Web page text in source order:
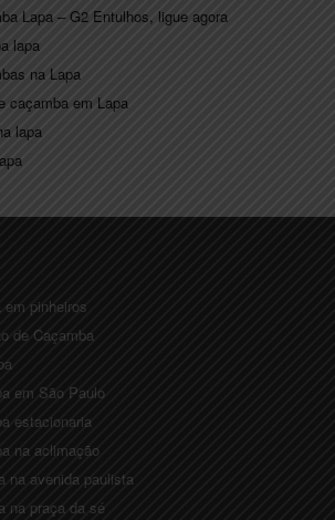
Lapa – G2 Entulhos, ligue agora
lapa
na Lapa
caçamba em Lapa
lapa
pinheiros
de Caçamba
em São Paulo
estacionaria
na aclimação
na avenida paulista
na praça da sé